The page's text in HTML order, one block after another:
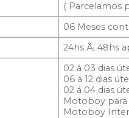
( Parcelamos
06 Meses
24hs Ã¡ 48hs
02 á 03 dias
06 á 12 dias
02 á 04 dias
Motoboy para
Motoboy